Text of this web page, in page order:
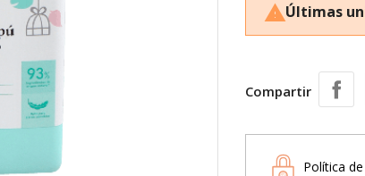
Últimas
Compartir
Política